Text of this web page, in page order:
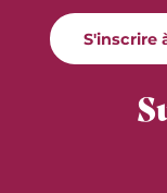
S'inscrire